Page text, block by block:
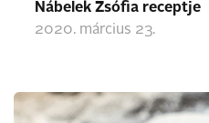
Nábelek Zsófia receptje
2020. március 23.